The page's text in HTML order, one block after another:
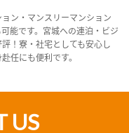
ン・マンスリーマンション
能です。宮城への連泊・ビジ
！寮・社宅としても安心し
任にも便利です。
US